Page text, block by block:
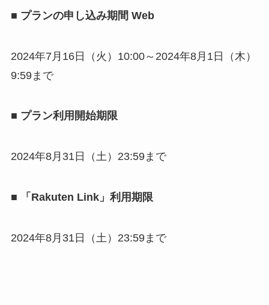
■ プランの申し込み期間 Web
2024年7月16日（火）10:00～2024年8月1日（木）
9:59まで
■ プラン利用開始期限
2024年8月31日（土）23:59まで
■ 「Rakuten Link」利用期限
2024年8月31日（土）23:59まで